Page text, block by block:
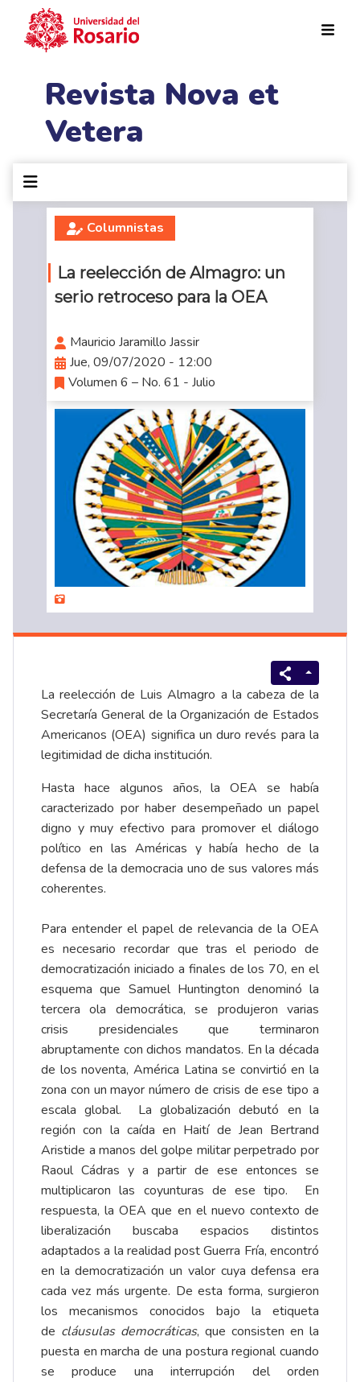
Revista Nova et
Vetera
Columnistas
La reelección de Almagro: un
serio retroceso para la OEA
Mauricio Jaramillo Jassir
Jue, 09/07/2020 - 12:00
Volumen 6 – No. 61 - Julio
La reelección de Luis Almagro a la cabeza de la
Secretaría General de la Organización de Estados
Americanos (OEA) significa un duro revés para la
legitimidad de dicha institución.
Hasta hace algunos años, la OEA se había
caracterizado por haber desempeñado un papel
digno y muy efectivo para promover el diálogo
político en las Américas y había hecho de la
defensa de la democracia uno de sus valores más
coherentes.
Para entender el papel de relevancia de la OEA
es necesario recordar que tras el periodo de
democratización iniciado a finales de los 70, en el
esquema que Samuel Huntington denominó la
tercera ola democrática, se produjeron varias
crisis presidenciales que terminaron
abruptamente con dichos mandatos. En la década
de los noventa, América Latina se convirtió en la
zona con un mayor número de crisis de ese tipo a
escala global. La globalización debutó en la
región con la caída en Haití de Jean Bertrand
Aristide a manos del golpe militar perpetrado por
Raoul Cádras y a partir de ese entonces se
multiplicaron las coyunturas de ese tipo. En
respuesta, la OEA que en el nuevo contexto de
liberalización buscaba espacios distintos
adaptados a la realidad post Guerra Fría, encontró
en la democratización un valor cuya defensa era
cada vez más urgente. De esta forma, surgieron
los mecanismos conocidos bajo la etiqueta
de cláusulas democráticas, que consisten en la
puesta en marcha de una postura regional cuando
se produce una interrupción del orden